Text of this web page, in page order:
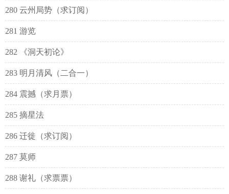
280 云州局势（求订阅）
281 游览
282 《洞天初论》
283 明月清风（二合一）
284 震撼（求月票）
285 摘星法
286 迁徙（求订阅）
287 莫师
288 谢礼（求票票）